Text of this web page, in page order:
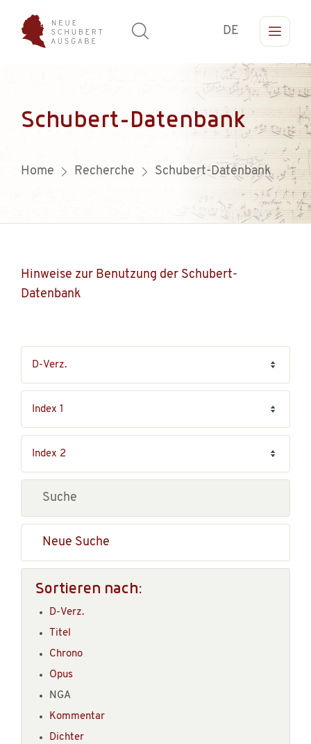
DE
Schubert-Datenbank
Home Recherche Schubert-Datenbank
Hinweise zur Benutzung der Schubert-
Datenbank
Neue Suche
Sortieren nach:
D-Verz.
Titel
Chrono
Opus
NGA
Kommentar
Dichter